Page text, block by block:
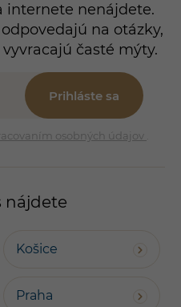
internete nenájdete.
na otázky,
časté mýty.
Prihláste sa
osobných údajov
nájdete
Košice
Praha